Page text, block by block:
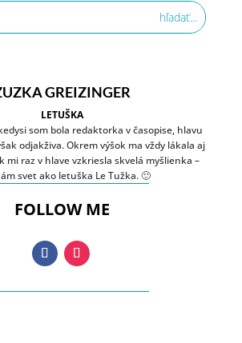
GREIZINGER
LETUŠKA
som bola redaktorka v časopise, hlavu
odjakživa. Okrem výšok ma vždy lákala aj
mi raz v hlave vzkriesla skvelá myšlienka –
svet ako letuška Le Tužka. 🙂
FOLLOW ME